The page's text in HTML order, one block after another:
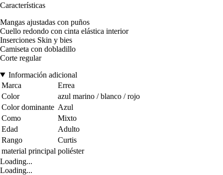
Características
Mangas ajustadas con puños
Cuello redondo con cinta elástica interior
Inserciones Skin y bies
Camiseta con dobladillo
Corte regular
Información adicional
Marca
Errea
Color
azul marino / blanco / rojo
Color dominante Azul
Como
Mixto
Edad
Adulto
Rango
Curtis
material principal poliéster
Loading...
Loading...